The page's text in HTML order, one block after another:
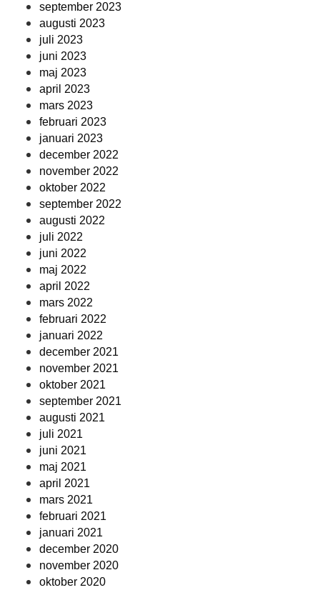
september 2023
augusti 2023
juli 2023
juni 2023
maj 2023
april 2023
mars 2023
februari 2023
januari 2023
december 2022
november 2022
oktober 2022
september 2022
augusti 2022
juli 2022
juni 2022
maj 2022
april 2022
mars 2022
februari 2022
januari 2022
december 2021
november 2021
oktober 2021
september 2021
augusti 2021
juli 2021
juni 2021
maj 2021
april 2021
mars 2021
februari 2021
januari 2021
december 2020
november 2020
oktober 2020